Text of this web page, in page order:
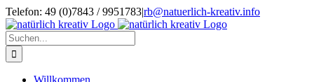
Zum
Inhalt
springen
Telefon: 49 (0)7843 / 9951783|rb@natuerlich-kreativ.info
Suche
nach:
Willkommen